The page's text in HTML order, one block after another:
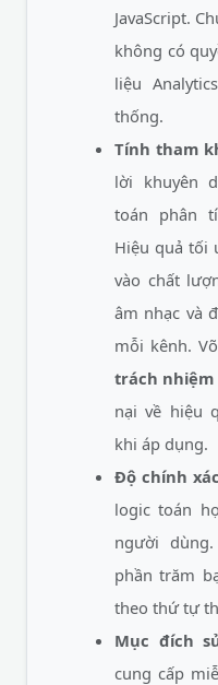
JavaScript.
không có
liệu
thống.
Tính tham
lời khuyên
toán phân
Hiệu quả tối
vào chất
âm nhạc và
mỗi kênh.
trách nhiệm
nại về hiệu
khi áp dụng.
Độ chính
logic toán
người
phần trăm
theo thứ tự
Mục đích
cung cấp